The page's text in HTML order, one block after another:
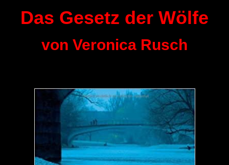
Das Gesetz der Wölfe
von Veronica Rusch